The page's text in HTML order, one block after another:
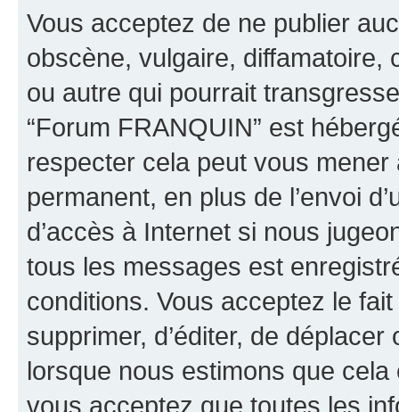
Vous acceptez de ne publier
obscène, vulgaire, diffamatoire,
ou autre qui pourrait
“Forum FRANQUIN” est
respecter cela peut vous
permanent, en plus de l’envoi
d’accès à Internet si nous
tous les messages est
conditions. Vous acceptez le
supprimer, d’éditer, de
lorsque nous estimons que cela
vous acceptez que toutes les